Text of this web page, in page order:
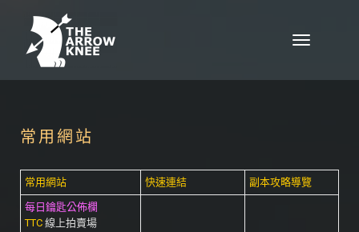
Skip to content
Toggle
常用網站
常用網站 快速連結 副本攻略導覽
每日鑰匙公佈欄
TTC 線上拍賣場